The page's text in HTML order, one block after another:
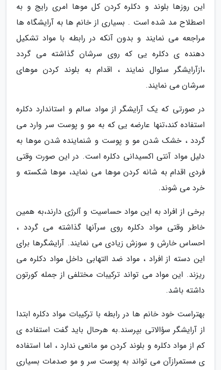
این روزها بلوند و دکلره کردن کل موها امری رایج و به
اصطلاح مد شده است . بسیاری از خانم ها به آرایشگاه ها
مراجعه می نمایند و بدون آنکه در رابطه با مواد تشکیل
دهنده ی دکلره یی که روی سرشان گذاشته می گردد
،ازآرایشگر سئوال نمایند ، اقدام به بلوند کردن موهای
سرشان می نمایند.
در صورتی که یک آرایشگر از مواد سالم و استاندارد دکلره
استفاده کند،تنها عارضه یی که به مو و پوست سر وارد می
گردد ، خشک شدن مو و پوست و شنماینده شدن موها به
دلیل مواد آنتی اکسیدانی دکلره است. در این صورت وقتی
فردی اقدام به شانه کردن موها می نماید، موها شکسته و
خرد می شوند.
برخی از افراد به این مواد حساسیت و آلرژی دارند،به همین
خاطر وقتی مواد دکلره روی سرآنها گذاشته می گردد ،
احساس خارش و سوزش زیادی می نمایند. آرایشگرها برای
این دسته از افراد ، مواد ضد التهابی داخل مواد دکلره می
ریزند. این مواد می تواند ترکیبات مختلفی از جمله کورتون
داشته باشد.
بهتراست خود خانم ها در رابطه با ترکیبات مواد دکلره ابتدا
از آرایشگر سؤالاتی بپرسند.به هرحال باید گفت استفاده ی
کم از مواد دکلره و بلوند کردن مو مانعی ندارد ، اما استفاده
ی مستمرازآن می تواند به پوست سر و مو صدمات بسیاری